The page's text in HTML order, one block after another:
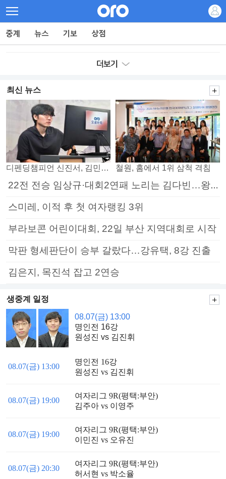
최신 뉴스
디펜딩챔피언 신진서, 김민석 꺾고 8강으로 철원, 홈에서 1위 삼척 격침
22전 전승 임상규·대회2연패 노리는 김다빈…왕중왕전 16강 7일부터
스미레, 이적 후 첫 여자랭킹 3위
부라보콘 어린이대회, 22일 부산 지역대회로 시작
막판 형세판단이 승부 갈랐다…강유택, 8강 진출
김은지, 목진석 잡고 2연승
생중계 일정
08.07(금) 13:00
명인전 16강
원성진 vs 김진휘
08.07(금) 13:00
명인전 16강
원성진 vs 김진휘
08.07(금) 19:00
여자리그 9R(평택:부안)
김주아 vs 이영주
08.07(금) 19:00
여자리그 9R(평택:부안)
이민진 vs 오유진
08.07(금) 20:30
여자리그 9R(평택:부안)
허서현 vs 박소율